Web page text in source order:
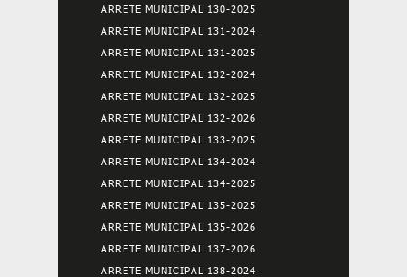
ARRETE MUNICIPAL 130-2025
ARRETE MUNICIPAL 131-2024
ARRETE MUNICIPAL 131-2025
ARRETE MUNICIPAL 132-2024
ARRETE MUNICIPAL 132-2025
ARRETE MUNICIPAL 132-2026
ARRETE MUNICIPAL 133-2025
ARRETE MUNICIPAL 134-2024
ARRETE MUNICIPAL 134-2025
ARRETE MUNICIPAL 135-2025
ARRETE MUNICIPAL 135-2026
ARRETE MUNICIPAL 137-2026
ARRETE MUNICIPAL 138-2024